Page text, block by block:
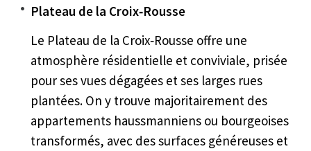
Plateau de la Croix‑Rousse
Le Plateau de la Croix‑Rousse offre une
atmosphère résidentielle et conviviale, prisée
pour ses vues dégagées et ses larges rues
plantées. On y trouve majoritairement des
appartements haussmanniens ou bourgeoises
transformés, avec des surfaces généreuses et